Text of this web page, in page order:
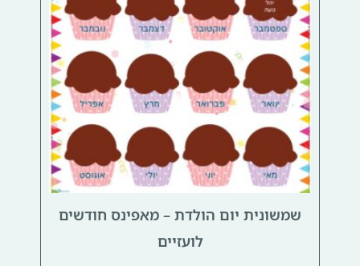
שמשונית יום הולדת – מאפינס חודשים
לועזיים